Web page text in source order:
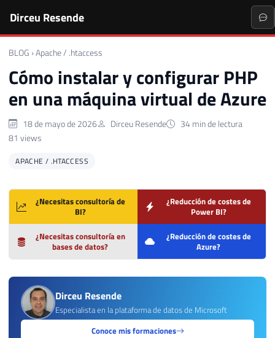
Dirceu Resende
BLOG ›Apache / .htaccess
Cómo instalar y configurar PHP
en una máquina virtual de Azure
18 de mayo de 2026 Dirceu Resende
34 min de lectura
81 views
APACHE / .HTACCESS
¿Necesitas consultoría de
BI?
¿Reducción de costes de
Power BI?
¿Necesitas consultoría en
bases de datos?
¿Reducción de costes de
Azure?
Dirceu Resende
Especialista en la plataforma de datos de Microsoft
Conoce mis formaciones